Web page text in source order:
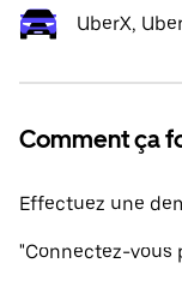
UberX,
Comment ça
Effectuez une
"Connectez-vous